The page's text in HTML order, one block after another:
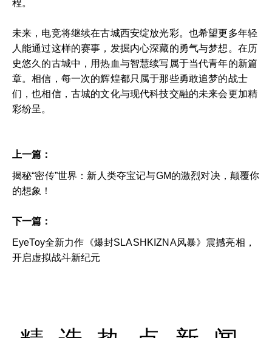
程。
未来，电竞将继续在古城西安绽放光彩。也希望更多年轻
人能通过这样的赛事，发掘内心深藏的勇气与梦想。在历
史悠久的古城中，用热血与智慧续写属于当代青年的新篇
章。相信，每一次的辉煌都只属于那些勇敢追梦的战士
们，也相信，古城的文化与现代科技交融的未来会更加精
彩纷呈。
上一篇：
揭秘“密传”世界：新人类夺宝记与GM的激烈对决，颠覆你
的想象！
下一篇：
EyeToy全新力作《爆封SLASHKIZNA风暴》震撼亮相，
开启虚拟战斗新纪元